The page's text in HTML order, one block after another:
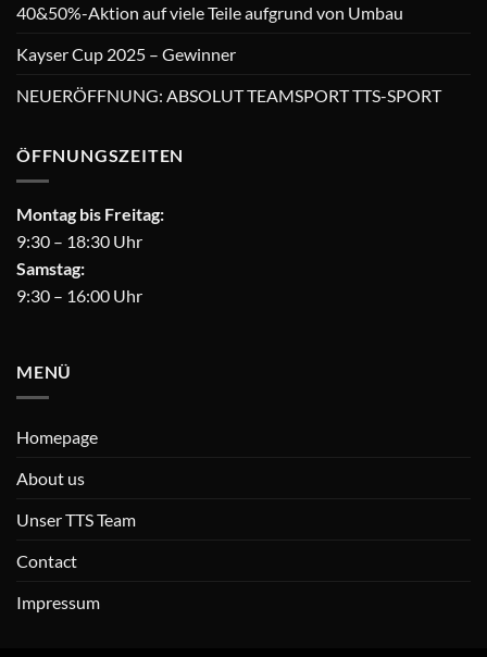
40&50%-Aktion auf viele Teile aufgrund von Umbau
Kayser Cup 2025 – Gewinner
NEUERÖFFNUNG: ABSOLUT TEAMSPORT TTS-SPORT
ÖFFNUNGSZEITEN
Montag bis Freitag:
9:30 – 18:30 Uhr
Samstag:
9:30 – 16:00 Uhr
MENÜ
Homepage
About us
Unser TTS Team
Contact
Impressum